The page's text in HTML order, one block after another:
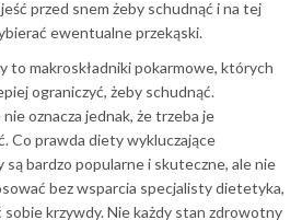
przed snem żeby schudnąć i na tej
ewentualne przekąski.
to makroskładniki pokarmowe, których
ograniczyć, żeby schudnąć.
oznacza jednak, że trzeba je
Co prawda diety wykluczające
są bardzo popularne i skuteczne, ale nie
bez wsparcia specjalisty dietetyka,
sobie krzywdy. Nie każdy stan zdrowotny